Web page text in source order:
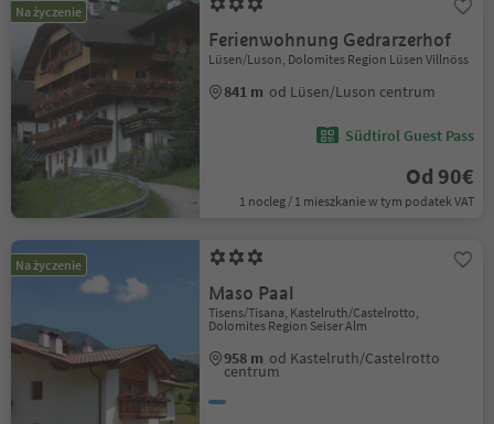
Na życzenie
Ferienwohnung Gedrarzerhof
Lüsen/Luson, Dolomites Region Lüsen Villnöss
841 m od Lüsen/Luson centrum
Südtirol Guest Pass
Od 90€
1 nocleg / 1 mieszkanie w tym podatek VAT
Na życzenie
Maso Paal
Tisens/Tisana, Kastelruth/Castelrotto,
Dolomites Region Seiser Alm
958 m od Kastelruth/Castelrotto
centrum